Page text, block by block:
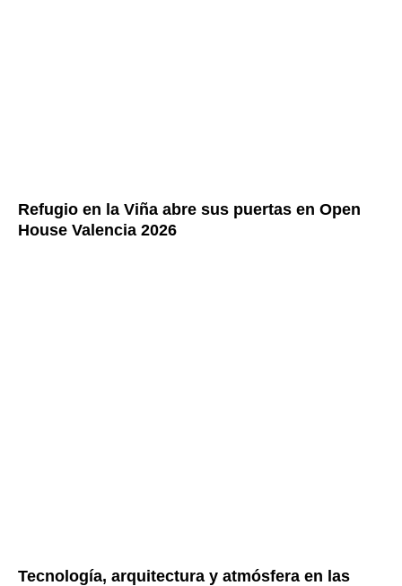
Refugio en la Viña abre sus puertas en Open
House Valencia 2026
Tecnología, arquitectura y atmósfera en las